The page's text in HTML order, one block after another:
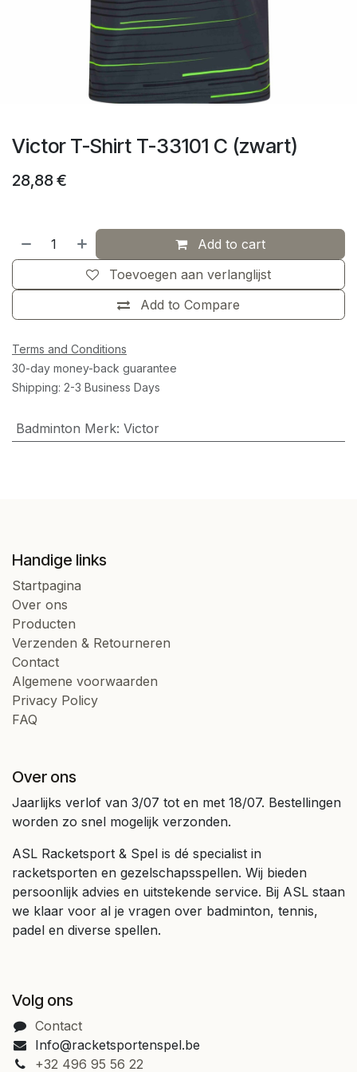
Victor T-Shirt T-33101 C (zwart)
28,88€
Add to cart
Add to Compare
Toevoegen aan verlanglijst
Terms and Conditions
30-day money-back guarantee
Shipping: 2-3 Business Days
Badminton Merk: Victor
Handige links
Startpagina
Over ons
Producten
Verzenden & Retourneren
Contact
Algemene voorwaarden
Privacy Policy
FAQ
Over ons
Jaarlijks verlof van 3/07 tot en met 18/07. Bestellingen
worden zo snel mogelijk verzonden.
ASL Racketsport & Spel is dé specialist in
racketsporten en gezelschapsspellen. Wij bieden
persoonlijk advies en uitstekende service. Bij ASL staan
we klaar voor al je vragen over badminton, tennis,
padel en diverse spellen.
Volg ons
Contact
Info@racketsportenspel.be
+32 496 95 56 22